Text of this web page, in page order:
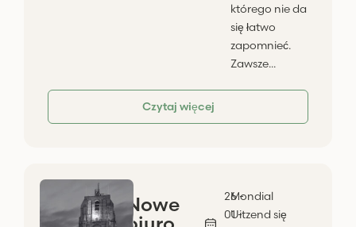
którego nie da
się łatwo
zapomnieć.
Zawsze...
Czytaj więcej
Nowe
26 -
01 -
Mondial
Uitzend się